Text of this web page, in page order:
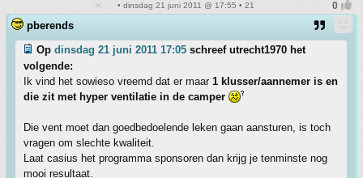
• dinsdag 21 juni 2011 @ 17:55 • 21
pberends
Op dinsdag 21 juni 2011 17:05 schreef utrecht1970 het
volgende:
Ik vind het sowieso vreemd dat er maar 1 klusser/aannemer is en
die zit met hyper ventilatie in de camper
Die vent moet dan goedbedoelende leken gaan aansturen, is toch
vragen om slechte kwaliteit.
Laat casius het programma sponsoren dan krijg je tenminste nog
mooi resultaat.